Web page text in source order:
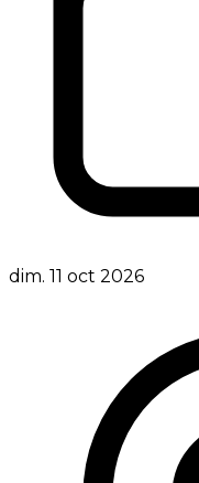
dim. 11 oct 2026